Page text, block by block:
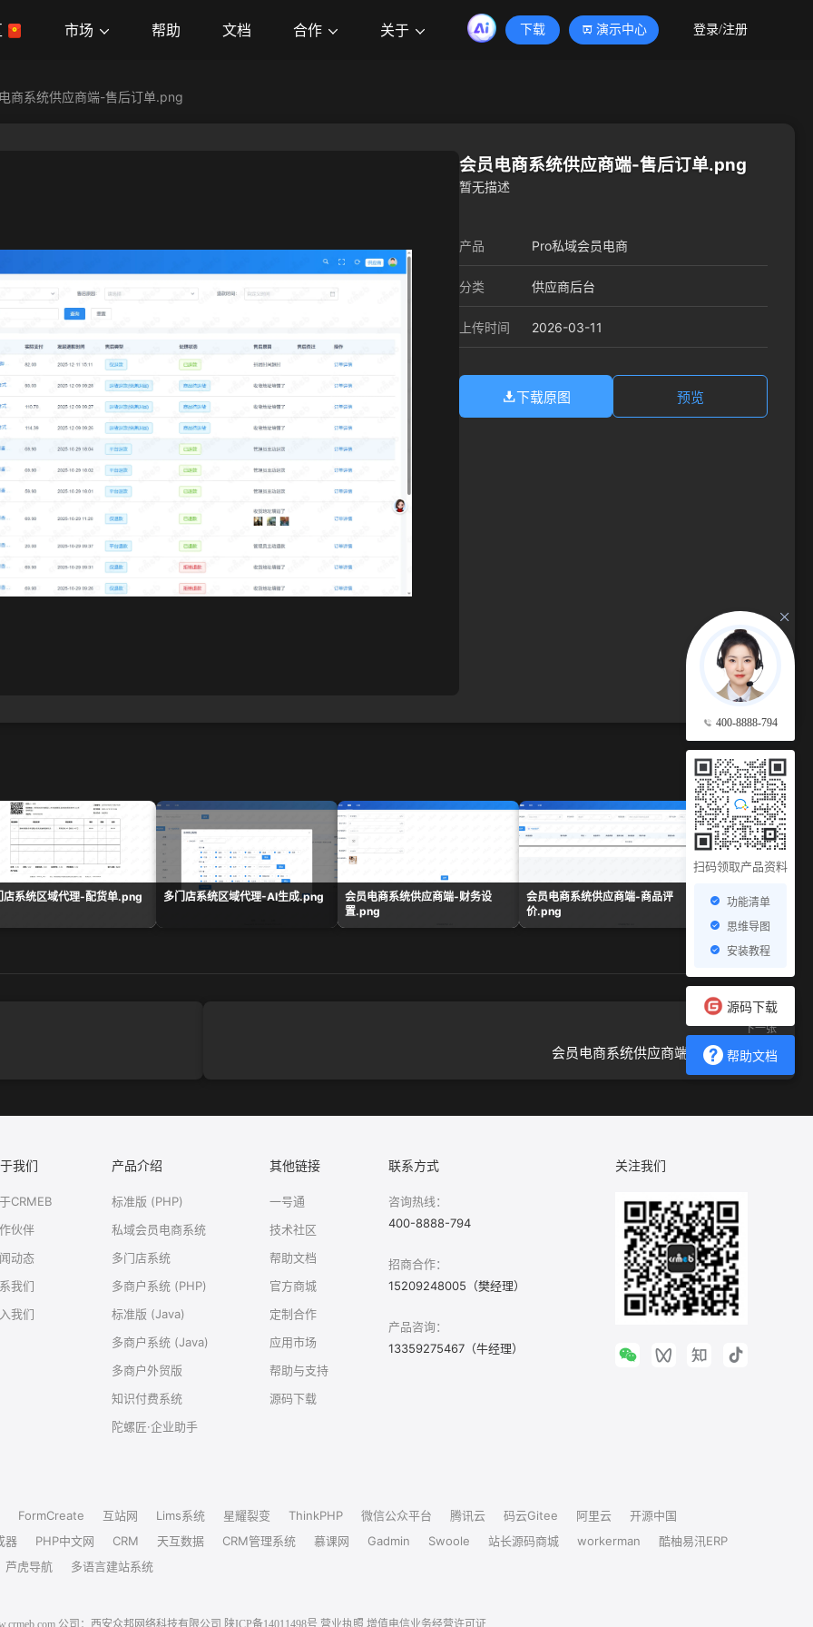
市场 帮助 文档 合作 关于 下载 演示中心 登录/注册
400-8888-794
扫码领取产品资料
功能清单
思维导图
安装教程
源码下载
帮助文档
商系统供应商端-售后订单.png
会员电商系统供应商端-售后订单.png
暂无描述
产品 Pro私域会员电商
分类 供应商后台
上传时间 2026-03-11
下载原图 预览
查看更多 →
店系统区域代理-配货单.png 多门店系统区域代理-AI生成.png
会员电商系统供应商端-财务设
置.png
会员电商系统供应商端-商品评
价.png
会员电商系统供应商
置.png
下一张
会员电商系统供应商端-小票设置.png
我们
CRMEB
伙伴
动态
我们
我们
产品介绍
标准版 (PHP)
私域会员电商系统
多门店系统
多商户系统 (PHP)
标准版 (Java)
多商户系统 (Java)
多商户外贸版
知识付费系统
陀螺匠·企业助手
其他链接
一号通
技术社区
帮助文档
官方商城
定制合作
应用市场
帮助与支持
源码下载
联系方式
咨询热线：
400-8888-794
招商合作：
15209248005（樊经理）
产品咨询：
13359275467（牛经理）
关注我们
FormCreate 互站网 Lims系统 星耀裂变 ThinkPHP 微信公众平台 腾讯云 码云Gitee 阿里云
开源中国
器
PHP中文网 CRM 天互数据 CRM管理系统 慕课网 Gadmin Swoole 站长源码商城 workerman
酷柚易汛ERP
芦虎导航
多语言建站系统
公司：西安众邦网络科技有限公司 陕ICP备14011498号 营业执照 增值电信业务经营许可证